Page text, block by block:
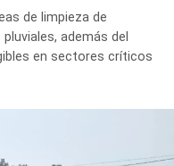
de limpieza de
además del
en sectores críticos